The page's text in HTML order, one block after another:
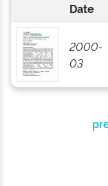
Date
2000-
03